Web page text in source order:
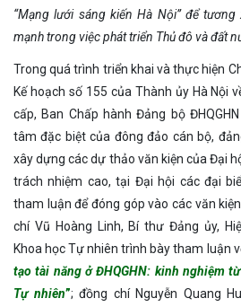
“Mạng lưới sáng kiến Hà Nội” để
mạnh trong việc phát triển Thủ đô và đất
Trong quá trình triển khai và thực hiện
Kế hoạch số 155 của Thành ủy Hà Nội
cấp, Ban Chấp hành Đảng bộ
tâm đặc biệt của đông đảo cán bộ,
xây dựng các dự thảo văn kiện của Đại
trách nhiệm cao, tại Đại hội các đại
tham luận để đóng góp vào các văn
chí Vũ Hoàng Linh, Bí thư Đảng ủy,
Khoa học Tự nhiên trình bày tham luận
tạo tài năng ở ĐHQGHN: kinh nghiệm
Tự nhiên”; đồng chí Nguyễn Quang